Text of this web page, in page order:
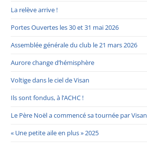
La relève arrive !
Portes Ouvertes les 30 et 31 mai 2026
Assemblée générale du club le 21 mars 2026
Aurore change d’hémisphère
Voltige dans le ciel de Visan
Ils sont fondus, à l’ACHC !
Le Père Noël a commencé sa tournée par Visan
« Une petite aile en plus » 2025